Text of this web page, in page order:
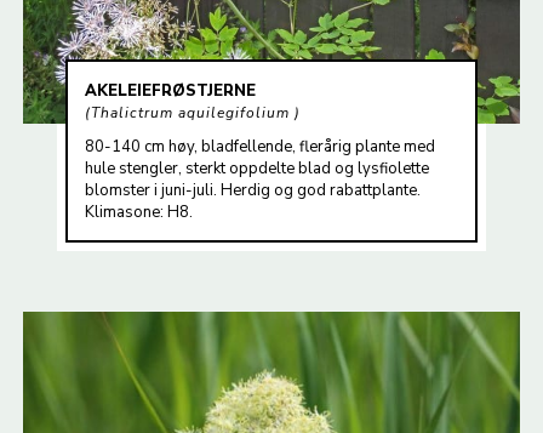
AKELEIEFRØSTJERNE
Thalictrum aquilegifolium
80-140 cm høy, bladfellende, flerårig plante med
hule stengler, sterkt oppdelte blad og lysfiolette
blomster i juni-juli. Herdig og god rabattplante.
Klimasone: H8.